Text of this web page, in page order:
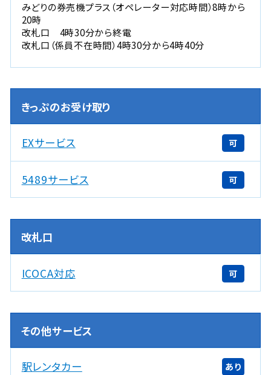
ま
す
。
みどりの券売機プラス（オペレーター対応時間）8時から
20時
改札口 4時30分から終電
改札口（係員不在時間）4時30分から4時40分
きっぷのお受け取り
EXサービス 可
5489サービス 可
改札口
ICOCA対応 可
その他サービス
駅レンタカー あり